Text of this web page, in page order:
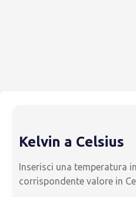
Kelvin a Celsius
Inserisci una temperatura
corrispondente valore in